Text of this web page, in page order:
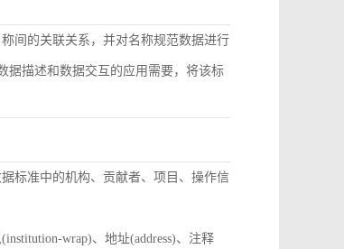
间的关联关系，并对名称规范数据进行
据描述和数据交互的应用需要，将该标
标准中的机构、贡献者、项目、操作信
wrap)、地址(address)、注释